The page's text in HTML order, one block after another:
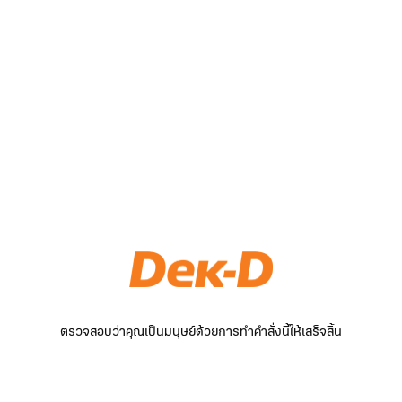
ตรวจสอบว่าคุณเป็นมนุษย์ด้วยการทำคำสั่งนี้ให้เสร็จสิ้น